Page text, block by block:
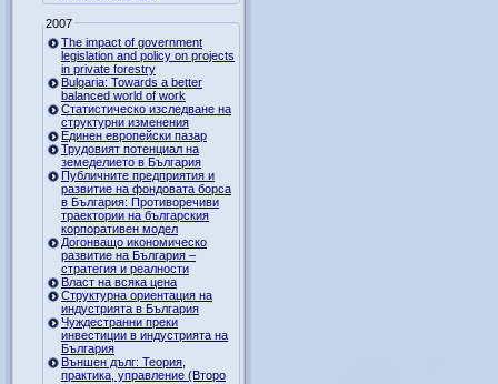
2007
The impact of government
legislation and policy on projects
in private forestry
Bulgaria: Towards a better
balanced world of work
Статистическо изследване на
структурни изменения
Единен европейски пазар
Трудовият потенциал на
земеделието в България
Публичните предприятия и
развитие на фондовата борса
в България: Противоречиви
траектории на българския
корпоративен модел
Догонващо икономическо
развитие на България –
стратегия и реалности
Власт на всяка цена
Структурна ориентация на
индустрията в България
Чуждестранни преки
инвестиции в индустрията на
България
Външен дълг: Теория,
практика, управление (Второ